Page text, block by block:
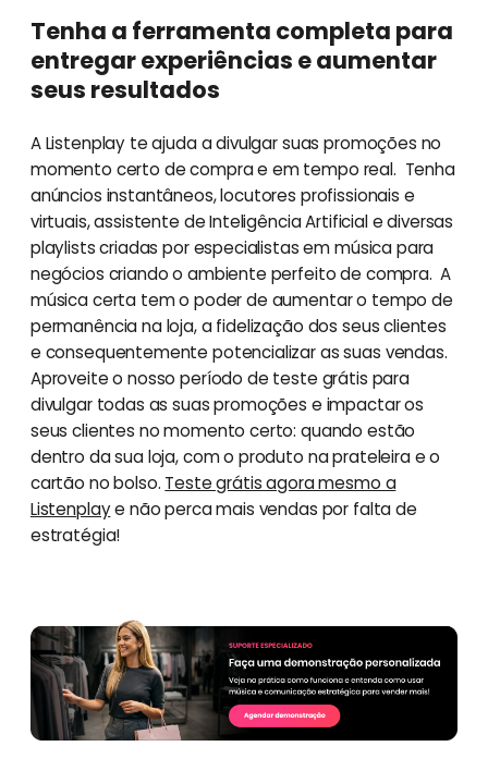
Tenha a ferramenta completa para
entregar experiências e aumentar
seus resultados
A Listenplay te ajuda a divulgar suas promoções no
momento certo de compra e em tempo real. Tenha
anúncios instantâneos, locutores profissionais e
virtuais, assistente de Inteligência Artificial e diversas
playlists criadas por especialistas em música para
negócios criando o ambiente perfeito de compra. A
música certa tem o poder de aumentar o tempo de
permanência na loja, a fidelização dos seus clientes
e consequentemente potencializar as suas vendas.
Aproveite o nosso período de teste grátis para
divulgar todas as suas promoções e impactar os
seus clientes no momento certo: quando estão
dentro da sua loja, com o produto na prateleira e o
cartão no bolso. Teste grátis agora mesmo a
Listenplaye não perca mais vendas por falta de
estratégia!